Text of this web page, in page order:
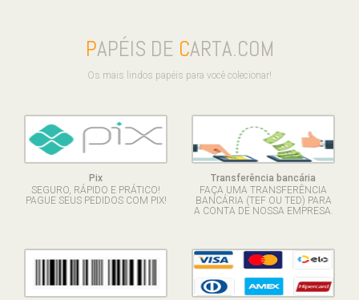
PAPÉIS DE CARTA.COM
Os mais lindos papéis para você colecionar!
Pix
SEGURO, RÁPIDO E PRÁTICO!
PAGUE SEUS PEDIDOS COM PIX!
Transferência bancária
FAÇA UMA TRANSFERÊNCIA
BANCÁRIA (TEF OU TED) PARA
A CONTA DE NOSSA EMPRESA.